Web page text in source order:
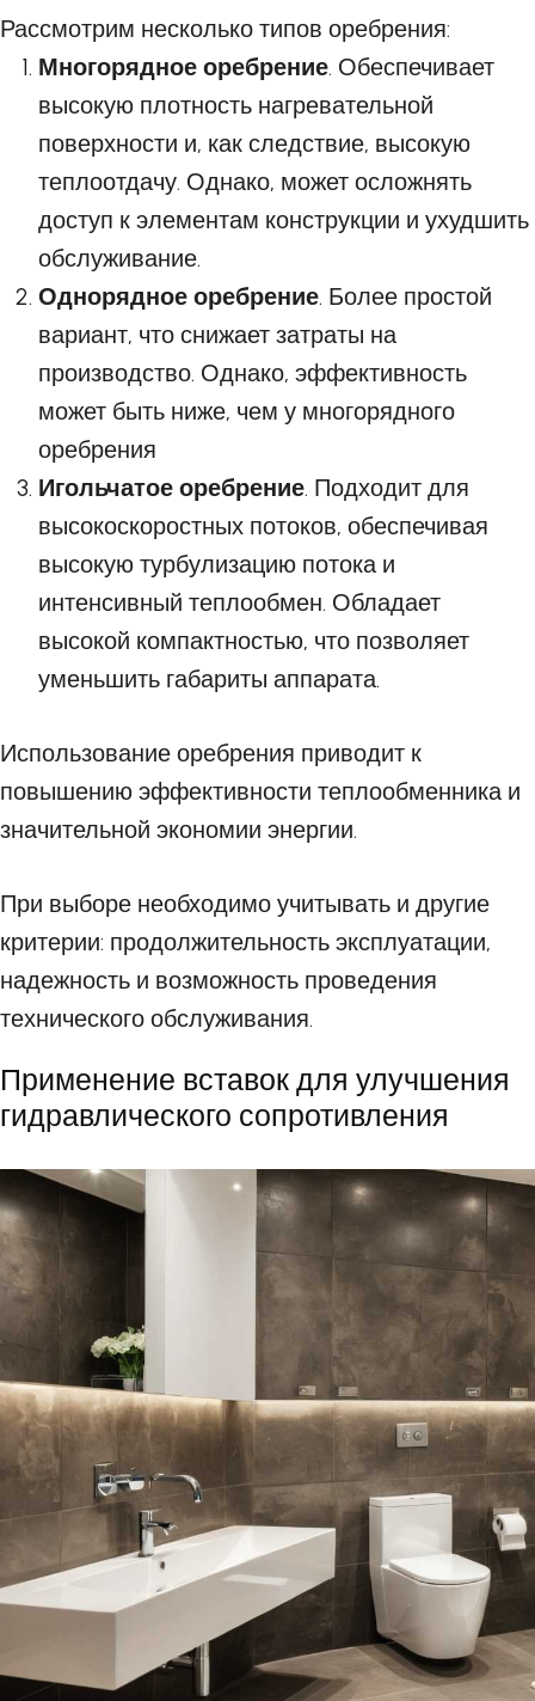
Рассмотрим несколько типов оребрения:
Многорядное оребрение. Обеспечивает
высокую плотность нагревательной
поверхности и, как следствие, высокую
теплоотдачу. Однако, может осложнять
доступ к элементам конструкции и ухудшить
обслуживание.
Однорядное оребрение. Более простой
вариант, что снижает затраты на
производство. Однако, эффективность
может быть ниже, чем у многорядного
оребрения
Игольчатое оребрение. Подходит для
высокоскоростных потоков, обеспечивая
высокую турбулизацию потока и
интенсивный теплообмен. Обладает
высокой компактностью, что позволяет
уменьшить габариты аппарата.
Использование оребрения приводит к
повышению эффективности теплообменника и
значительной экономии энергии.
При выборе необходимо учитывать и другие
критерии: продолжительность эксплуатации,
надежность и возможность проведения
технического обслуживания.
Применение вставок для улучшения
гидравлического сопротивления